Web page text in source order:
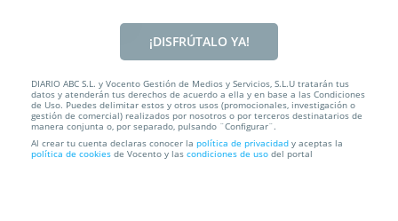
Caducada
¡DISFRÚTALO YA!
DIARIO ABC S.L. y Vocento Gestión de Medios y Servicios, S.L.U tratarán tus
datos y atenderán tus derechos de acuerdo a ella y en base a las Condiciones
de Uso. Puedes delimitar estos y otros usos (promocionales, investigación o
gestión de comercial) realizados por nosotros o por terceros destinatarios de
manera conjunta o, por separado, pulsando ¨Configurar¨.
Al crear tu cuenta declaras conocer la política de privacidad y aceptas la
política de cookies de Vocento y las condiciones de uso del portal